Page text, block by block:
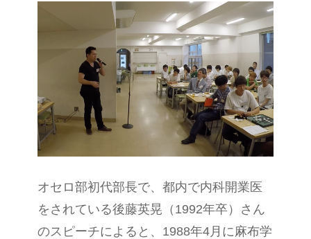
オセロ部初代部長で、都内で内科開業医
をされている後藤英晃（1992年卒）さん
のスピーチによると、1988年4月に麻布学